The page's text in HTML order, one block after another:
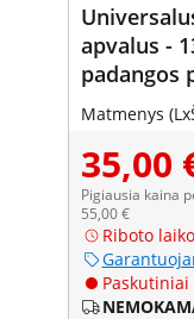
apvalus -
padangos
Matmenys
35,00
Pigiausia kaina
55,00 €
Riboto